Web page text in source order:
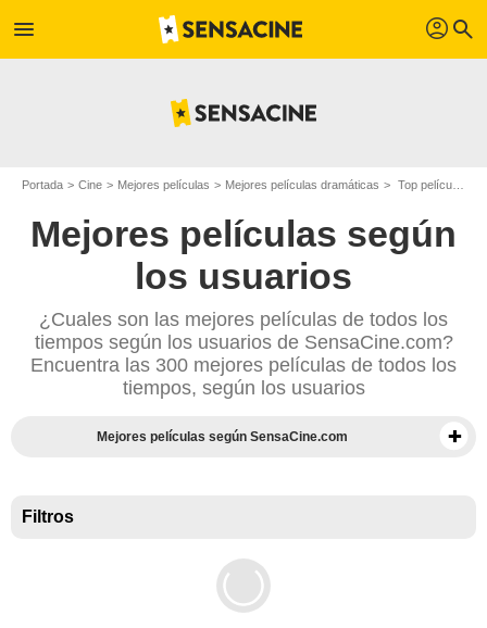
menu profil search
Portada Cine Mejores películas Mejores películas dramáticas Top películas dramáticas - Página 10
Mejores películas según
los usuarios
¿Cuales son las mejores películas de todos los
tiempos según los usuarios de SensaCine.com?
Encuentra las 300 mejores películas de todos los
tiempos, según los usuarios
Mejores películas según SensaCine.com
Filtros